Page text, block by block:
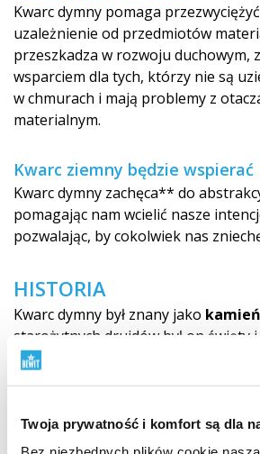
Twoja prywatność i komfort są dla
Kwarc dymny pomaga
uzależnienie od przedmiotów
przeszkadza w rozwoju duchowym,
wsparciem dla tych, którzy nie są
w chmurach i mają problemy z
materialnym.
Kwarc ziemny będzie wspierać
Kwarc dymny zachęca** do
pomagając nam wcielić nasze
pozwalając, by cokolwiek nas
HISTORIA
Kwarc dymny był znany jako
starożytnych druidów był on święty
ciemną siłę ziemskich bogów i
pozagrobowego, służyła w
i ceremoniach plemiennych oraz